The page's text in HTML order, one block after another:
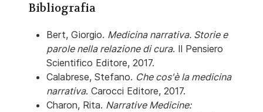
Bibliografia
Bert, Giorgio. Medicina narrativa. Storie e
parole nella relazione di cura. Il Pensiero
Scientifico Editore, 2017.
Calabrese, Stefano. Che cos'è la medicina
narrativa. Carocci Editore, 2017.
Charon, Rita. Narrative Medicine: